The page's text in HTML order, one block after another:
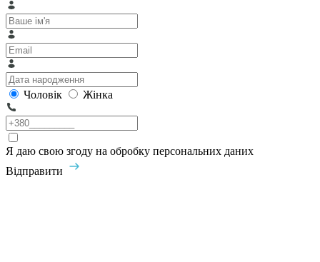
Чоловік Жінка
Я даю свою згоду на обробку персональних даних
Відправити